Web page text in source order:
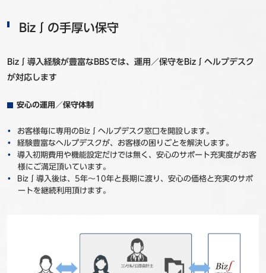
Biz∫の手厚い保守
Biz∫導入経験が豊富なBBSでは、運用／保守をBiz∫ヘルプデスク
が対応します
安心の運用／保守体制
お客様毎に専用のBiz∫ヘルプデスク窓口を開設します。
経験豊富なヘルプデスクが、お客様の困りごとを解決します。
導入初期費用や機能設定だけでは無く、安心のサポート充実度がお客
様にご満足頂いています。
Biz∫導入後は、5年～10年と長期に渡り、安心の価格と充実のサポ
ートを継続利用頂けます。